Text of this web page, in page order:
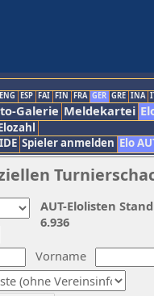
ENG ESP FAI FIN FRA GER GRE INA
Galerie Meldekartei
Spieler anmelden Elo
Vorname
AUT-Elolisten
6.936